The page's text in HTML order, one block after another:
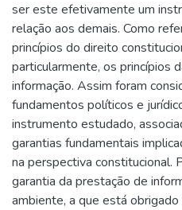
ser este efetivamente um
relação aos demais. Como
princípios do direito
particularmente, os princípios
informação. Assim foram
fundamentos políticos e
instrumento estudado,
garantias fundamentais
na perspectiva constitucional.
garantia da prestação de
ambiente, a que está